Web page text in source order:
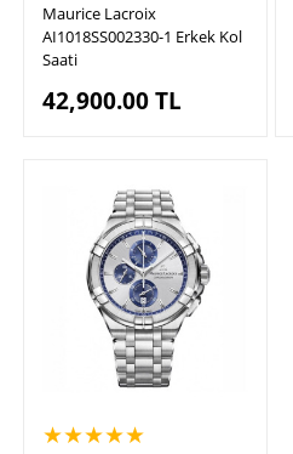
Maurice Lacroix
AI1018SS002330-1 Erkek Kol
Saati
42,900.00TL
★★★★★